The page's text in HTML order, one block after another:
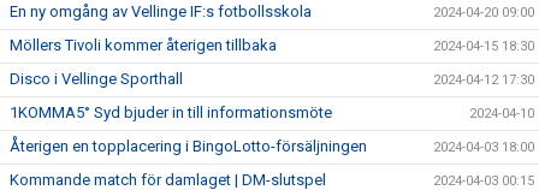
En ny omgång av Vellinge IF:s fotbollsskola 2024-04-20 09:00
Möllers Tivoli kommer återigen tillbaka 2024-04-15 18:30
Disco i Vellinge Sporthall 2024-04-12 17:30
1KOMMA5° Syd bjuder in till informationsmöte 2024-04-10
Återigen en topplacering i BingoLotto-försäljningen 2024-04-03 18:00
Kommande match för damlaget | DM-slutspel 2024-04-03 00:15